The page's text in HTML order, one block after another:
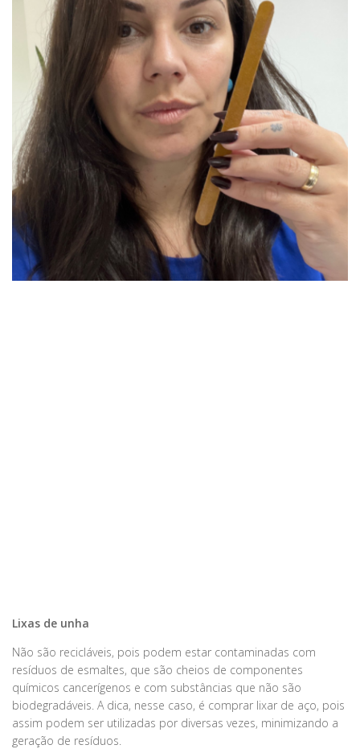
Lixas de unha
Não são recicláveis, pois podem estar contaminadas com
resíduos de esmaltes, que são cheios de componentes
químicos cancerígenos e com substâncias que não são
biodegradáveis. A dica, nesse caso, é comprar lixar de aço, pois
assim podem ser utilizadas por diversas vezes, minimizando a
geração de resíduos.